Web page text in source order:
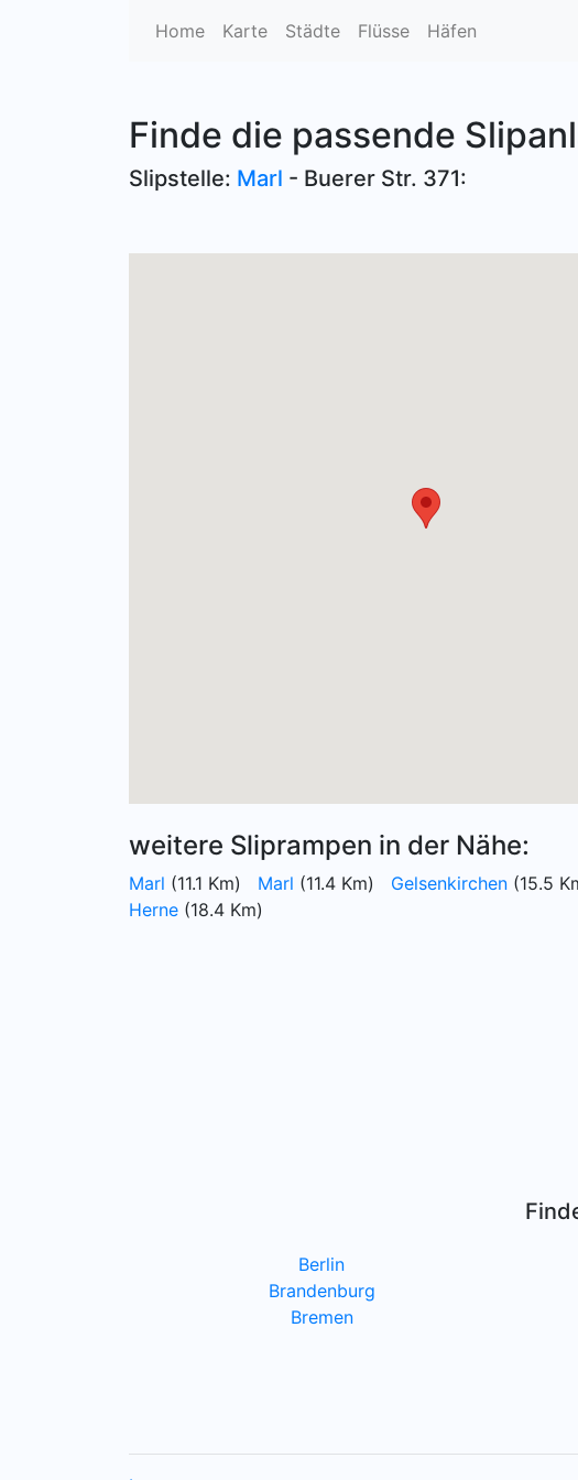
Home Karte Städte Flüsse Häfen
Finde die passende
Slipstelle: Marl - Buerer Str. 371:
weitere Sliprampen in der Nähe:
Marl (11.1 Km) Marl (11.4 Km) Gelsenkirchen (15.5
Herne (18.4 Km)
Berlin
Brandenburg
Bremen